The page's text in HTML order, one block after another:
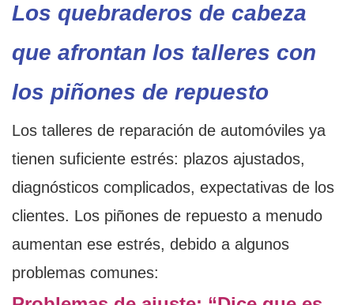
Los quebraderos de cabeza
que afrontan los talleres con
los piñones de repuesto
Los talleres de reparación de automóviles ya
tienen suficiente estrés: plazos ajustados,
diagnósticos complicados, expectativas de los
clientes. Los piñones de repuesto a menudo
aumentan ese estrés, debido a algunos
problemas comunes: